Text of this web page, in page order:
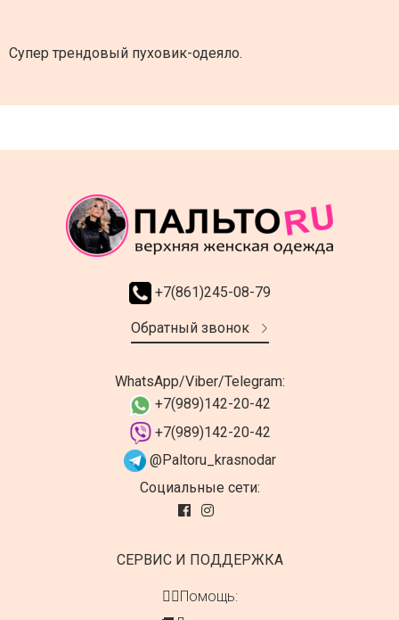
Супер трендовый пуховик-одеяло.
+7(861)245-08-79
Обратный звонок
WhatsApp/Viber/Telegram:
+7(989)142-20-42
+7(989)142-20-42
@Paltoru_krasnodar
Социальные сети:
СЕРВИС И ПОДДЕРЖКА
👍🏻Помощь: